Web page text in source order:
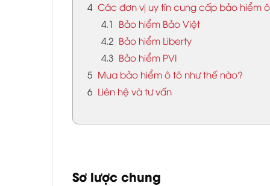
4 Các đơn vị uy tín cung cấp bảo hiểm
4.1
Bảo hiểm Bảo Việt
4.2 Bảo hiểm Liberty
4.3 Bảo hiểm PVI
5 Mua bảo hiểm ô tô như thế nào?
6 Liên hệ và tư vấn
Sơ lược chung